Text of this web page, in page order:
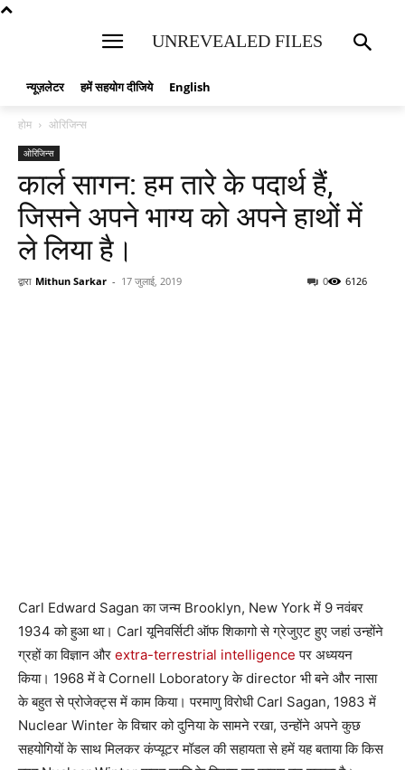
UNREVEALED FILES
न्यूज़लेटर हमें सहयोग दीजिये English
होम ओरिजिन्स
ओरिजिन्स
कार्ल सागन: हम तारे के पदार्थ हैं,
जिसने अपने भाग्य को अपने हाथों में
ले लिया है।
द्वारा Mithun Sarkar - 17 जुलाई, 2019 6126
0
Carl Edward Sagan का जन्म Brooklyn, New York में 9 नवंबर
1934 को हुआ था। Carl यूनिवर्सिटी ऑफ शिकागो से ग्रेजुएट हुए जहां उन्होंने
ग्रहों का विज्ञान और extra-terrestrial intelligenceपर अध्ययन
किया। 1968 में वे Cornell Loboratory के director भी बने और नासा
के बहुत से प्रोजेक्ट्स में काम किया। परमाणु विरोधी Carl Sagan, 1983 में
Nuclear Winter के विचार को दुनिया के सामने रखा, उन्होंने अपने कुछ
सहयोगियों के साथ मिलकर कंप्यूटर मॉडल की सहायता से हमें यह बताया कि किस